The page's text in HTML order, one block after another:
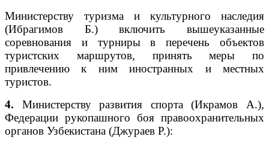
Министерству туризма и культурного наследия
(Ибрагимов Б.) включить вышеуказанные
соревнования и турниры в перечень объектов
туристских маршрутов, принять меры по
привлечению к ним иностранных и местных
туристов.
4. Министерству развития спорта (Икрамов А.),
Федерации рукопашного боя правоохранительных
органов Узбекистана (Джураев Р.):